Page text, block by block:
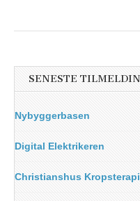
SENESTE
Nybyggerbasen
Digital Elektrikeren
Christianshus